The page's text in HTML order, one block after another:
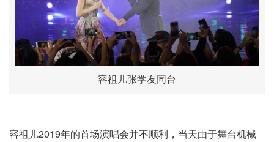
容祖儿张学友同台
容祖儿2019年的首场演唱会并不顺利，当天由于舞台机械